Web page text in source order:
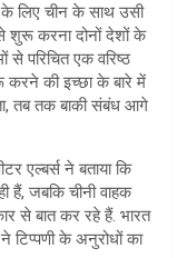
लिए चीन के साथ उसी
शुरू करना दोनों देशों के
से परिचित एक वरिष्ठ
करने की इच्छा के बारे में
तब तक बाकी संबंध आगे
एल्बर्स ने बताया कि
हैं, जबकि चीनी वाहक
से बात कर रहे हैं. भारत
टिप्पणी के अनुरोधों का